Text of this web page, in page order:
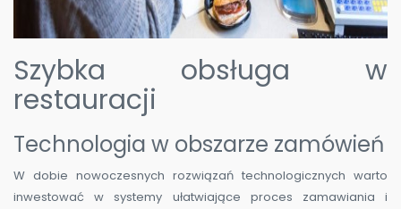
Szybka obsługa w
restauracji
Technologia w obszarze zamówień
W dobie nowoczesnych rozwiązań technologicznych warto
inwestować w systemy ułatwiające proces zamawiania i